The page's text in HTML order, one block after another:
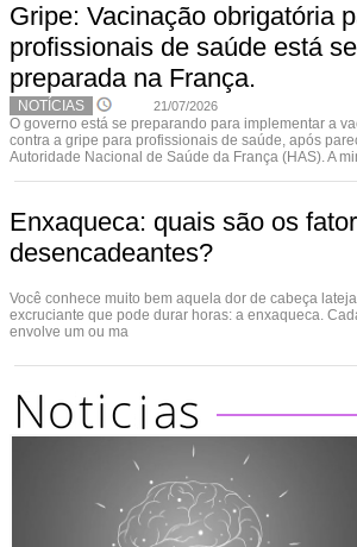
Gripe: Vacinação obrigatória
profissionais de saúde está
preparada na França.
NOTÍCIAS 21/07/2026
O governo está se preparando para implementar a
contra a gripe para profissionais de saúde, após
Autoridade Nacional de Saúde da França (HAS). A
Enxaqueca: quais são os
desencadeantes?
Você conhece muito bem aquela dor de cabeça
excruciante que pode durar horas: a enxaqueca.
envolve um ou ma